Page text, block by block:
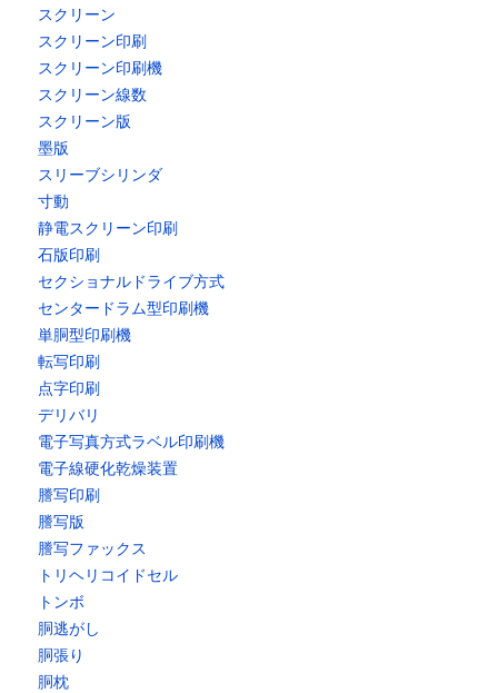
スクリーン
スクリーン印刷
スクリーン印刷機
スクリーン線数
スクリーン版
墨版
スリーブシリンダ
寸動
静電スクリーン印刷
石版印刷
セクショナルドライブ方式
センタードラム型印刷機
単胴型印刷機
転写印刷
点字印刷
デリバリ
電子写真方式ラベル印刷機
電子線硬化乾燥装置
謄写印刷
謄写版
謄写ファックス
トリヘリコイドセル
トンボ
胴逃がし
胴張り
胴枕